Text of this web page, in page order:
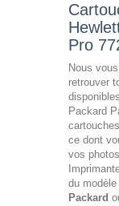
Pro
Nous
retrouver
Packard
ce dont
vos
du modèle
Packard